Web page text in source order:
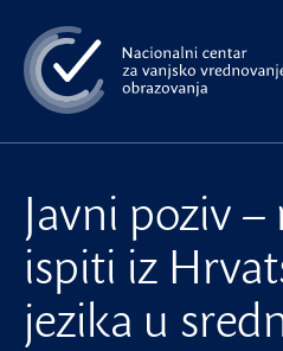
na
glavni
sadržaj
Javni poziv
ispiti iz
jezika u